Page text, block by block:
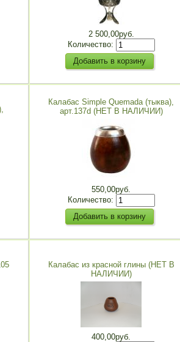
2 500,00руб.
Количество:
Калабас Simple Quemada (тыква),
арт.137d (НЕТ В НАЛИЧИИ)
550,00руб.
Количество:
Калабас из красной глины (НЕТ В
НАЛИЧИИ)
400,00руб.